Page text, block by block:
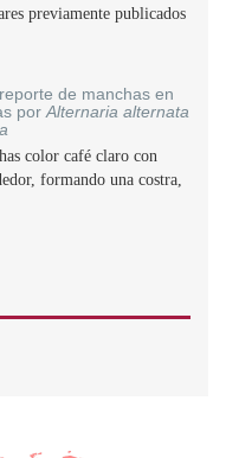
previamente publicados
de manchas en
por Alternaria alternata
color café claro con
formando una costra,